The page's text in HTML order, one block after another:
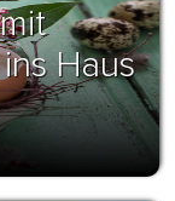
Haus